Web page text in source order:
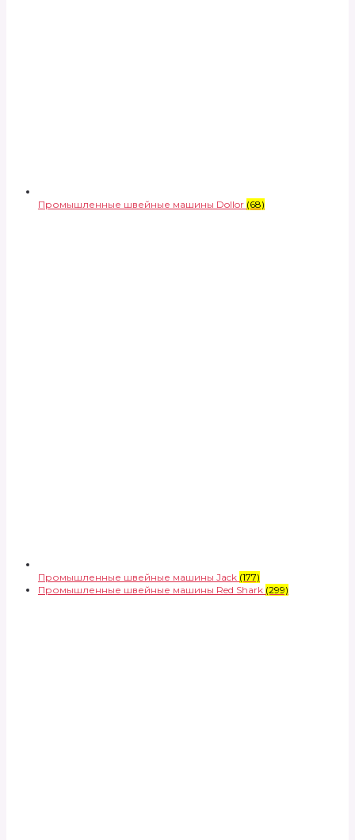
Промышленные швейные машины Dollor (68)
Промышленные швейные машины Jack (177)
Промышленные швейные машины Red Shark (299)